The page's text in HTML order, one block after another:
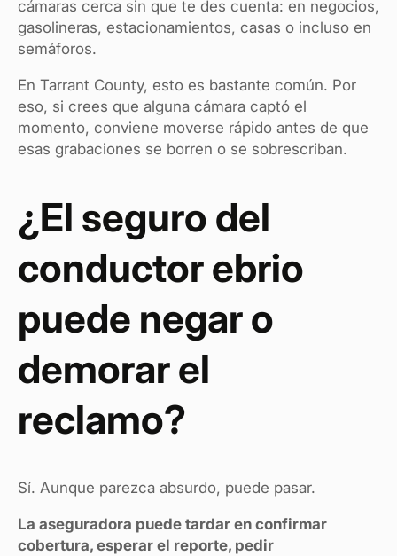
cámaras cerca sin que te des cuenta: en negocios,
gasolineras, estacionamientos, casas o incluso en
semáforos.
En Tarrant County, esto es bastante común. Por
eso, si crees que alguna cámara captó el
momento, conviene moverse rápido antes de que
esas grabaciones se borren o se sobrescriban.
¿El seguro del
conductor ebrio
puede negar o
demorar el
reclamo?
Sí. Aunque parezca absurdo, puede pasar.
La aseguradora puede tardar en confirmar
cobertura, esperar el reporte, pedir